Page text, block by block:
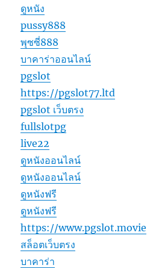
ดูหนัง
pussy888
พุซซี่888
บาคาร่าออนไลน์
pgslot
https://pgslot77.ltd
pgslot เว็บตรง
fullslotpg
live22
ดูหนังออนไลน์
ดูหนังออนไลน์
ดูหนังฟรี
ดูหนังฟรี
https://www.pgslot.movie
สล็อตเว็บตรง
บาคาร่า